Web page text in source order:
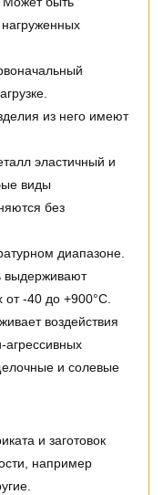
нагруженных
из него имеют
эластичный и
виды
без
диапазоне.
выдерживают
от -40 до +900°С.
воздействия
и солевые
и заготовок
например